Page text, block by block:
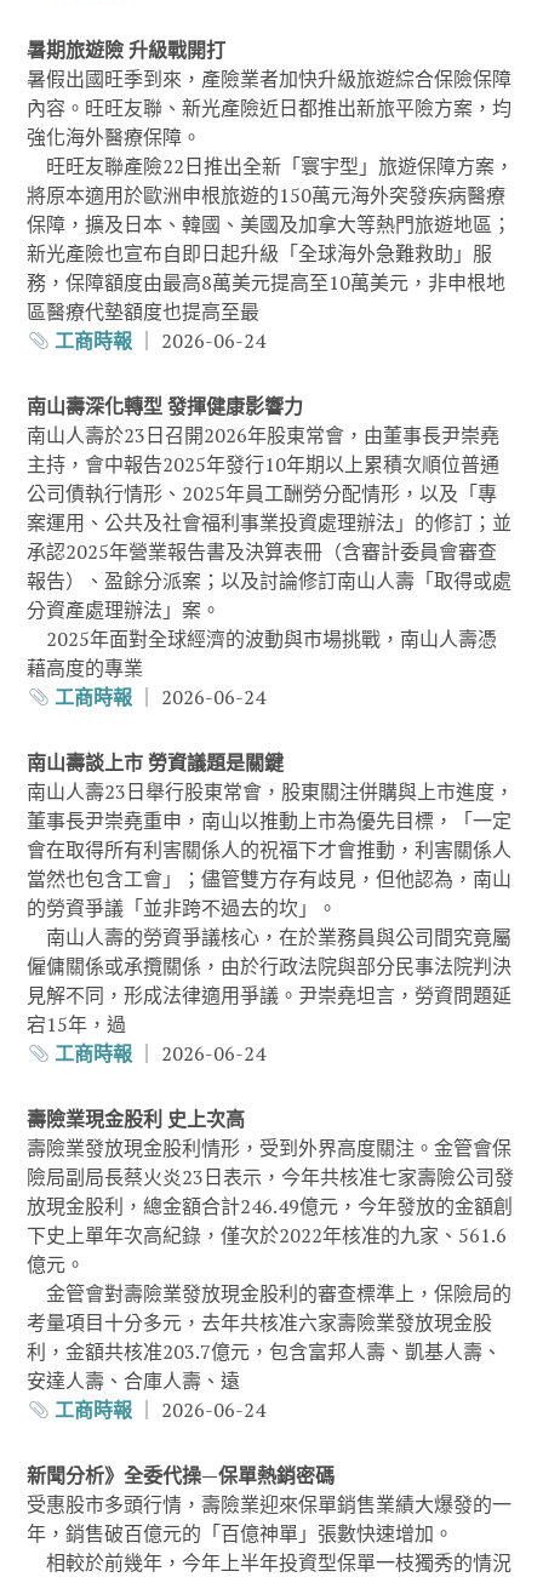
暑期旅遊險 升級戰開打
暑假出國旺季到來，產險業者加快升級旅遊綜合保險保障
內容。旺旺友聯、新光產險近日都推出新旅平險方案，均
強化海外醫療保障。
旺旺友聯產險22日推出全新「寰宇型」旅遊保障方案，
將原本適用於歐洲申根旅遊的150萬元海外突發疾病醫療
保障，擴及日本、韓國、美國及加拿大等熱門旅遊地區；
新光產險也宣布自即日起升級「全球海外急難救助」服
務，保障額度由最高8萬美元提高至10萬美元，非申根地
區醫療代墊額度也提高至最
工商時報｜ 2026-06-24
南山壽深化轉型 發揮健康影響力
南山人壽於23日召開2026年股東常會，由董事長尹崇堯
主持，會中報告2025年發行10年期以上累積次順位普通
公司債執行情形、2025年員工酬勞分配情形，以及「專
案運用、公共及社會福利事業投資處理辦法」的修訂；並
承認2025年營業報告書及決算表冊（含審計委員會審查
報告）、盈餘分派案；以及討論修訂南山人壽「取得或處
分資產處理辦法」案。
2025年面對全球經濟的波動與市場挑戰，南山人壽憑
藉高度的專業
工商時報｜ 2026-06-24
南山壽談上市 勞資議題是關鍵
南山人壽23日舉行股東常會，股東關注併購與上市進度，
董事長尹崇堯重申，南山以推動上市為優先目標，「一定
會在取得所有利害關係人的祝福下才會推動，利害關係人
當然也包含工會」；儘管雙方存有歧見，但他認為，南山
的勞資爭議「並非跨不過去的坎」。
南山人壽的勞資爭議核心，在於業務員與公司間究竟屬
僱傭關係或承攬關係，由於行政法院與部分民事法院判決
見解不同，形成法律適用爭議。尹崇堯坦言，勞資問題延
宕15年，過
工商時報｜ 2026-06-24
壽險業現金股利 史上次高
壽險業發放現金股利情形，受到外界高度關注。金管會保
險局副局長蔡火炎23日表示，今年共核准七家壽險公司發
放現金股利，總金額合計246.49億元，今年發放的金額創
下史上單年次高紀錄，僅次於2022年核准的九家、561.6
億元。
金管會對壽險業發放現金股利的審查標準上，保險局的
考量項目十分多元，去年共核准六家壽險業發放現金股
利，金額共核准203.7億元，包含富邦人壽、凱基人壽、
安達人壽、合庫人壽、遠
工商時報｜ 2026-06-24
新聞分析》全委代操—保單熱銷密碼
受惠股市多頭行情，壽險業迎來保單銷售業績大爆發的一
年，銷售破百億元的「百億神單」張數快速增加。
相較於前幾年，今年上半年投資型保單一枝獨秀的情況